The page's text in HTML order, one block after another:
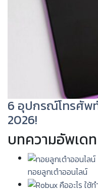
6 อุปกรณ์โทรศัพ
2026!
บทความอัพเดท
ทอยลูกเต๋าออนไลน์